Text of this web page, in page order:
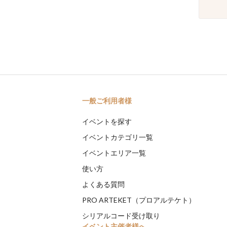
一般ご利用者様
イベントを探す
イベントカテゴリ一覧
イベントエリア一覧
使い方
よくある質問
PRO ARTEKET（プロアルテケト）
シリアルコード受け取り